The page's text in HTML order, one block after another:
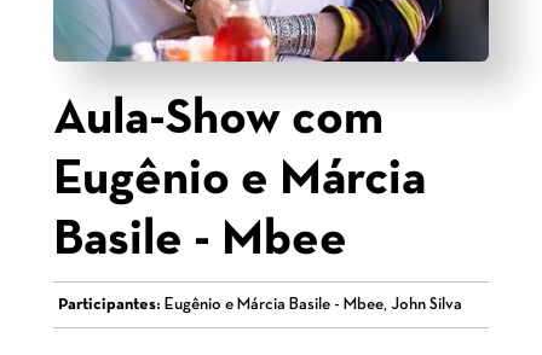
Aula-Show com
Eugênio e Márcia
Basile - Mbee
Participantes: Eugênio e Márcia Basile - Mbee, John Silva